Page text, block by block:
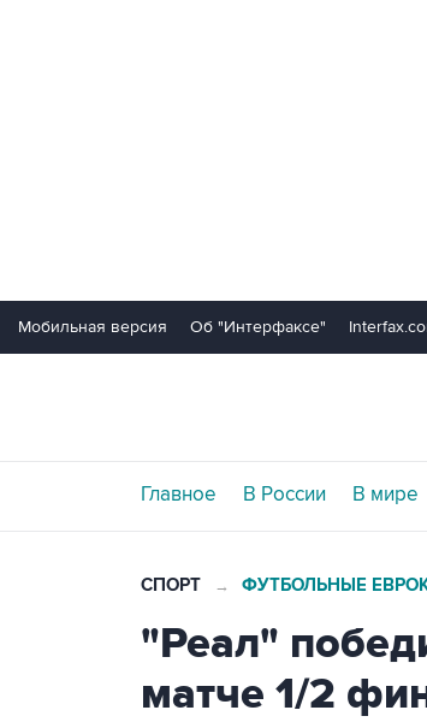
Мобильная версия Об "Интерфаксе"
Главное В России В мире
СПОРТ → ФУТБОЛЬНЫЕ
"Реал"
матче 1/2